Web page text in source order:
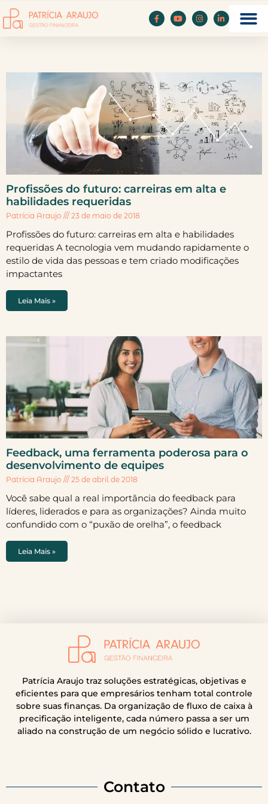
Profissões do futuro: carreiras em alta e
habilidades requeridas
Patrícia Araujo 23 de maio de 2018
Profissões do futuro: carreiras em alta e habilidades
requeridas A tecnologia vem mudando rapidamente o
estilo de vida das pessoas e tem criado modificações
impactantes
Leia Mais »
Feedback, uma ferramenta poderosa para o
desenvolvimento de equipes
Patrícia Araujo 25 de abril de 2018
Você sabe qual a real importância do feedback para
líderes, liderados e para as organizações? Ainda muito
confundido com o “puxão de orelha”, o feedback
Leia Mais »
Patrícia Araujo traz soluções estratégicas, objetivas e
eficientes para que empresários tenham total controle
sobre suas finanças. Da organização de fluxo de caixa à
precificação inteligente, cada número passa a ser um
aliado na construção de um negócio sólido e lucrativo.
Contato